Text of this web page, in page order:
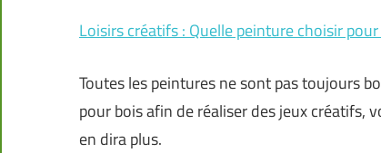
Loisirs créatifs : Quelle peinture choisir
Toutes les peintures ne sont pas toujours
pour bois afin de réaliser des jeux créatifs,
en dira plus.